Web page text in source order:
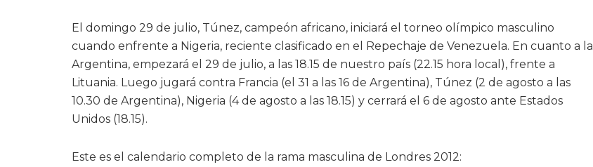
El domingo 29 de julio, Túnez, campeón africano, iniciará el torneo olímpico masculino
cuando enfrente a Nigeria, reciente clasificado en el Repechaje de Venezuela. En cuanto a la
Argentina, empezará el 29 de julio, a las 18.15 de nuestro país (22.15 hora local), frente a
Lituania. Luego jugará contra Francia (el 31 a las 16 de Argentina), Túnez (2 de agosto a las
10.30 de Argentina), Nigeria (4 de agosto a las 18.15) y cerrará el 6 de agosto ante Estados
Unidos (18.15).
Este es el calendario completo de la rama masculina de Londres 2012: